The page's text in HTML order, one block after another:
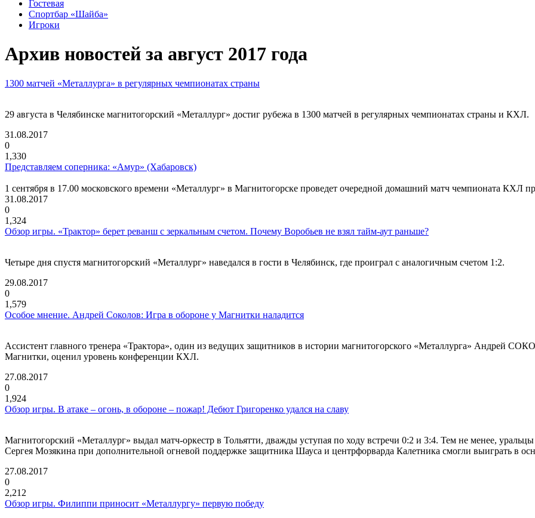
Гостевая
Спортбар «Шайба»
Игроки
Архив новостей за август 2017 года
1300 матчей «Металлурга» в регулярных чемпионатах страны
29 августа в Челябинске магнитогорский «Металлург» достиг рубежа в 1300 матчей в регулярных чемпионатах страны и КХЛ.
31.08.2017
0
1,330
Представляем соперника: «Амур» (Хабаровск)
1 сентября в 17.00 московского времени «Металлург» в Магнитогорске проведет очередной домашний матч чемпионата КХЛ
31.08.2017
0
1,324
Обзор игры. «Трактор» берет реванш с зеркальным счетом. Почему Воробьев не взял тайм-аут раньше?
Четыре дня спустя магнитогорский «Металлург» наведался в гости в Челябинск, где проиграл с аналогичным счетом 1:2.
29.08.2017
0
1,579
Особое мнение. Андрей Соколов: Игра в обороне у Магнитки наладится
Ассистент главного тренера «Трактора», один из ведущих защитников в истории магнитогорского «Металлурга» Андрей
Магнитки, оценил уровень конференции КХЛ.
27.08.2017
0
1,924
Обзор игры. В атаке – огонь, в обороне – пожар! Дебют Григоренко удался на славу
Магнитогорский «Металлург» выдал матч-оркестр в Тольятти, дважды уступая по ходу встречи 0:2 и 3:4. Тем не менее,
Сергея Мозякина при дополнительной огневой поддержке защитника Шауса и центрфорварда Калетника смогли выиграть в
27.08.2017
0
2,212
Обзор игры. Филиппи приносит «Металлургу» первую победу